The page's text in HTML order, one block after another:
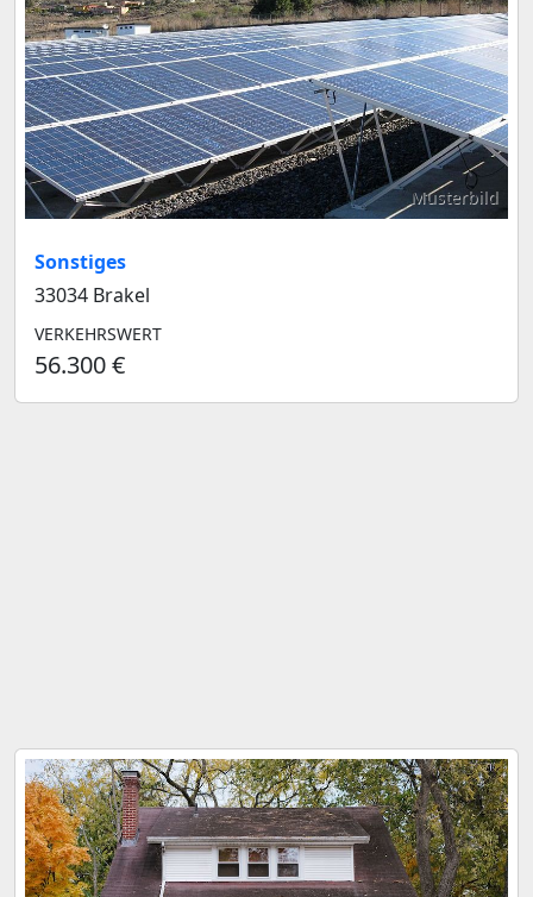
Musterbild
Sonstiges
33034 Brakel
VERKEHRSWERT
56.300 €